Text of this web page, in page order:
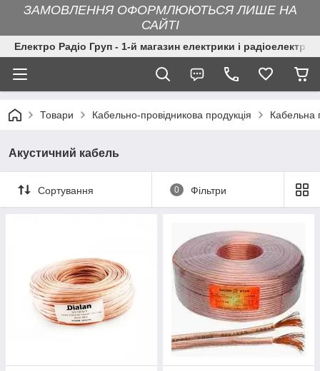
ЗАМОВЛЕННЯ ОФОРМЛЮЮТЬСЯ ЛИШЕ НА
САЙТІ
Електро Радіо Груп - 1-й магазин електрики і
Товари Кабельно-провідникова продукція Кабельна
Акустичний кабель
Сортування 0 Фільтри